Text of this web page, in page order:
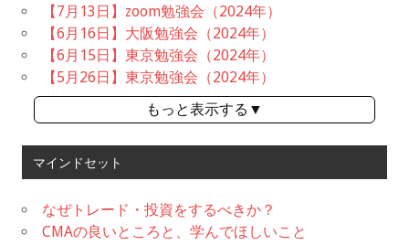
【7月13日】zoom勉強会（2024年）
【6月16日】大阪勉強会（2024年）
【6月15日】東京勉強会（2024年）
【5月26日】東京勉強会（2024年）
もっと表示する▼
マインドセット
なぜトレード・投資をするべきか？
CMAの良いところと、学んでほしいこと